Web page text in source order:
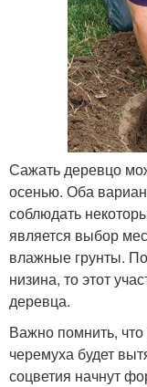
Сажать деревцо
осенью. Оба
соблюдать
является выбор
влажные грунты.
низина, то этот
деревца.
Важно помнить,
черемуха будет
соцветия начнут